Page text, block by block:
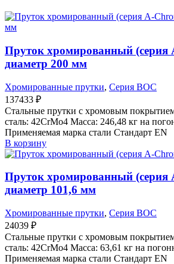
Пруток хромированный (серия
диаметр 200 мм
Хромированные прутки, Серия BOC
137433 ₽
Стальные прутки с хромовым
сталь: 42CrMo4 Масса: 246,48 кг на
Применяемая марка стали Стандарт EN
В корзину
Пруток хромированный (серия
диаметр 101,6 мм
Хромированные прутки, Серия BOC
24039 ₽
Стальные прутки с хромовым
сталь: 42CrMo4 Масса: 63,61 кг на
Применяемая марка стали Стандарт EN